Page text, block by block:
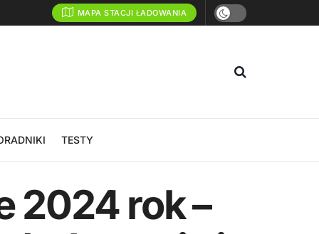
MAPA STACJI ŁADOWANIA
TESTY
2024 rok –